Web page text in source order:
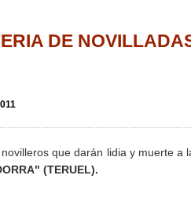
DE
que darán lidia y muerte a
(TERUEL).